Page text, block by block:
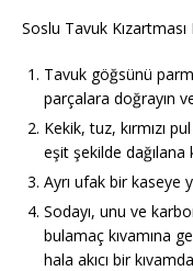
Soslu Tavuk Kızartması
Tavuk göğsünü
parçalara doğrayın
Kekik, tuz, kırmızı
eşit şekilde dağılana
Ayrı ufak bir kaseye
Sodayı, unu ve
bulamaç kıvamına
hala akıcı bir